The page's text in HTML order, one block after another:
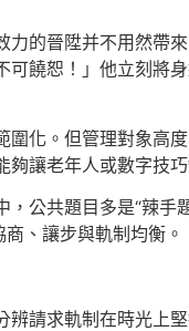
的晉陞并不用然帶
可饒恕！」他立刻將
圍化。但管理對象高
夠讓老年人或數字技
公共題目多是“辣手
、讓步與軌制均衡。
辨請求軌制在時光上